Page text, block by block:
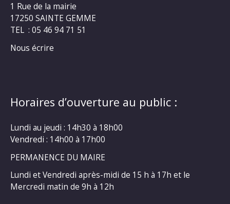
1 Rue de la mairie
17250 SAINTE GEMME
TEL : 05 46 94 71 51
Nous écrire
Horaires d’ouverture au public :
Lundi au jeudi : 14h30 à 18h00
Vendredi : 14h00 à 17h00
PERMANENCE DU MAIRE
Lundi et Vendredi après-midi de 15 h à 17h et le
Mercredi matin de 9h à 12h